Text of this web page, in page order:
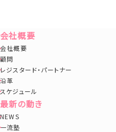
会社概要
会社概要
顧問
レジスタード・パートナー
沿革
スケジュール
最新の動き
NEWS
一流塾